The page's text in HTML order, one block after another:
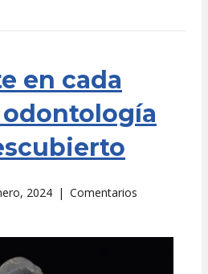
en cada
2024 | Comentarios